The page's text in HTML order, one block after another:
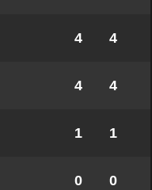
4 4
4 4
1 1
0 0